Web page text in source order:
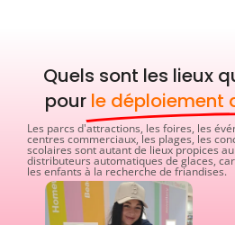
Quels sont les lieux
pour le déploiement
Les parcs d'attractions, les foires, les
centres commerciaux, les plages, les
scolaires sont autant de lieux propices
distributeurs automatiques de glaces,
les enfants à la recherche de friandises.